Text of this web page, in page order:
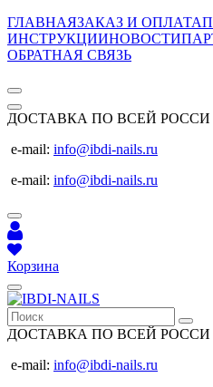
ГЛАВНАЯЗАКАЗ И ОПЛАТА
ИНСТРУКЦИИНОВОСТИ
ОБРАТНАЯ СВЯЗЬ
ДОСТАВКА ПО ВСЕЙ РОССИ
e-mail: info@ibdi-nails.ru
e-mail: info@ibdi-nails.ru
Корзина
ДОСТАВКА ПО ВСЕЙ РОССИ
e-mail: info@ibdi-nails.ru